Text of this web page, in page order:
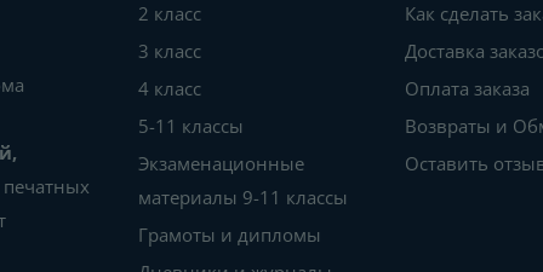
печатных
2 класс
3 класс
4 класс
5-11 классы
Экзаменационные
материалы 9-11 классы
Грамоты и дипломы
Как сделать
Доставка
Оплата заказа
Возвраты и
Оставить